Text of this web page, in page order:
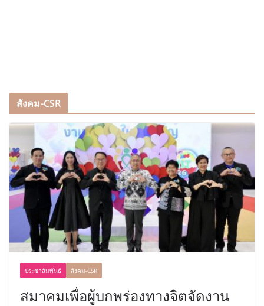
สังคม-CSR
ประชาสัมพันธ์ สังคม-CSR
สมาคมเพื่อผู้บกพร่องทางจิตจัดงาน